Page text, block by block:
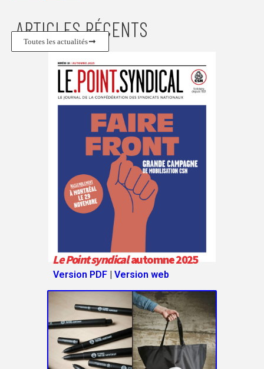
ARTICLES RÉCENTS
Toutes les actualités
Le Point syndicalautomne 2025
Version PDF |Version web